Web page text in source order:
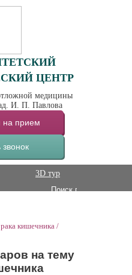
ЦЕНТР
медицины
И. П. Павлова
на прием
звонок
3D тур
кишечника /
на тему